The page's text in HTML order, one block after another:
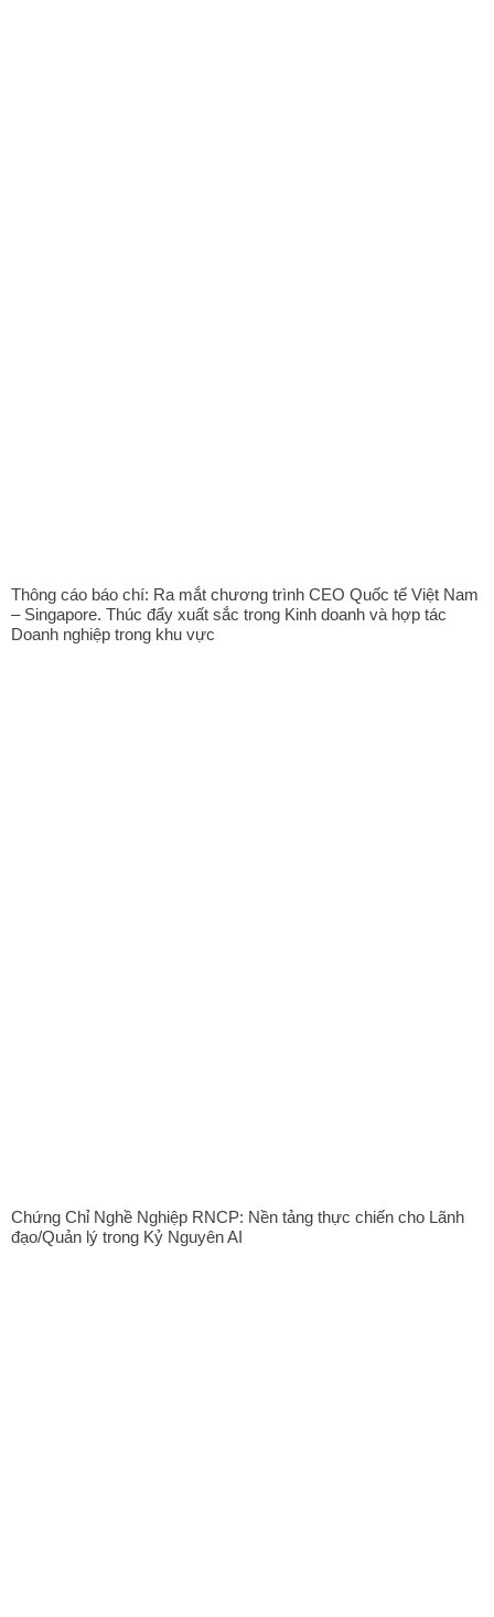
Thông cáo báo chí: Ra mắt chương trình CEO Quốc tế Việt Nam
– Singapore. Thúc đẩy xuất sắc trong Kinh doanh và hợp tác
Doanh nghiệp trong khu vực
Chứng Chỉ Nghề Nghiệp RNCP: Nền tảng thực chiến cho Lãnh
đạo/Quản lý trong Kỷ Nguyên AI